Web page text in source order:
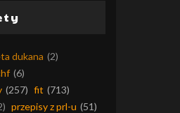
dukana (2)
(6)
(257) fit (713)
przepisy z prl-u (51)